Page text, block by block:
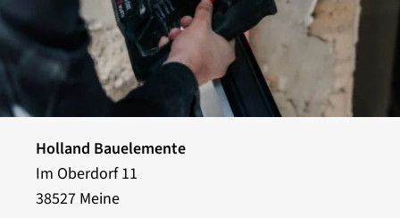
Holland Bauelemente
Im Oberdorf 11
38527 Meine